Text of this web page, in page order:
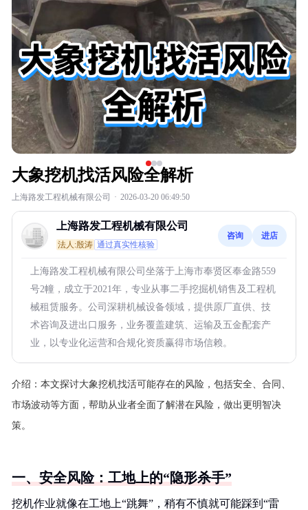
大象挖机找活风险全解析
上海路发工程机械有限公司 · 2026-03-20 06:49:50
上海路发工程机械有限公司
法人:殷涛 通过真实性核验
咨询 进店
上海路发工程机械有限公司坐落于上海市奉贤区奉金路559
号2幢，成立于2021年，专业从事二手挖掘机销售及工程机
械租赁服务。公司深耕机械设备领域，提供原厂直供、技
术咨询及进出口服务，业务覆盖建筑、运输及五金配套产
业，以专业化运营和合规化资质赢得市场信赖。
介绍： 本文探讨大象挖机找活可能存在的风险，包括安全、合同、
市场波动等方面，帮助从业者全面了解潜在风险，做出更明智决
策。
一、安全风险：工地上的“隐形杀手”
挖机作业就像在工地上“跳舞”，稍有不慎就可能踩到“雷